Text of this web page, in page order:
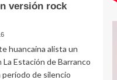
versión rock
huancaina alista un
Estación de Barranco
período de silencio